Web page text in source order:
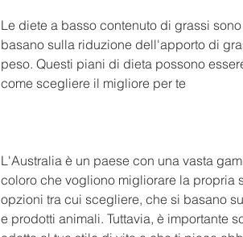
Le diete a basso contenuto di grassi
basano sulla riduzione dell'apporto di
peso. Questi piani di dieta possono
come scegliere il migliore per te
L'Australia è un paese con una vasta
coloro che vogliono migliorare la propria
opzioni tra cui scegliere, che si basano
e prodotti animali. Tuttavia, è importante